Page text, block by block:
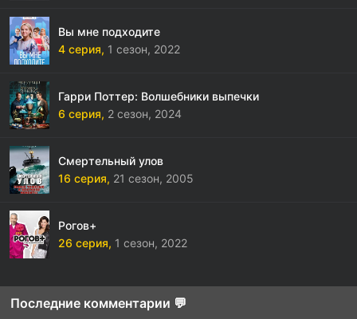
Вы мне подходите
4 серия, 1 сезон, 2022
Гарри Поттер: Волшебники выпечки
6 серия, 2 сезон, 2024
Смертельный улов
16 серия, 21 сезон, 2005
Рогов+
26 серия, 1 сезон, 2022
Последние комментарии 💬